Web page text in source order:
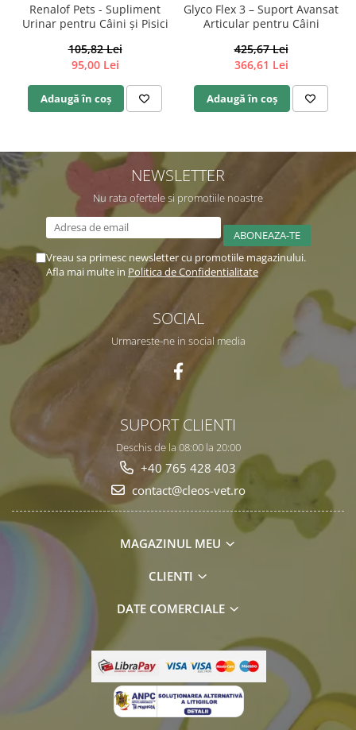
Renalof Pets - Supliment
Urinar pentru Câini și Pisici
105,82 Lei
95,00 Lei
Adaugă în coș
Glyco Flex 3 – Suport Avansat
Articular pentru Câini
425,67 Lei
366,61 Lei
Adaugă în coș
NEWSLETTER
Nu rata ofertele si promotiile noastre
Vreau sa primesc newsletter cu promotiile magazinului.
Afla mai multe in Politica de Confidentialitate
SOCIAL
Urmareste-ne in social media
SUPORT CLIENTI
Deschis de la 08:00 la 20:00
+40 765 428 403
contact@cleos-vet.ro
MAGAZINUL MEU
CLIENTI
DATE COMERCIALE